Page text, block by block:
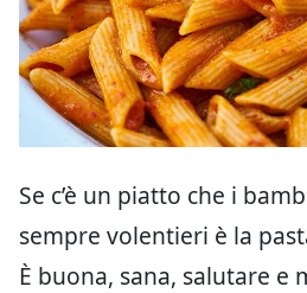
Se c’è un piatto che i
sempre volentieri è la
È buona, sana, salutare e